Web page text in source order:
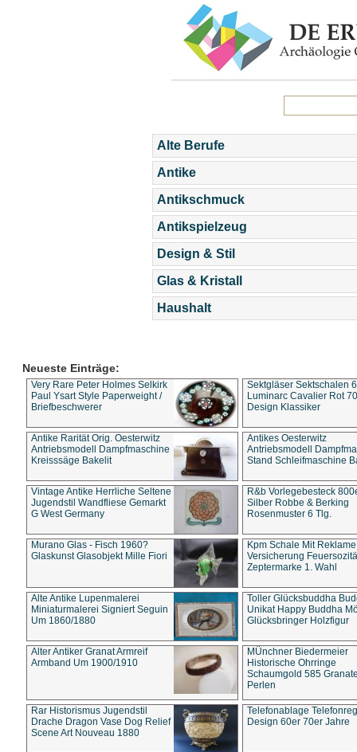
Alte Berufe
Antike
Antikschmuck
Antikspielzeug
Design & Stil
Glas & Kristall
Haushalt
Neueste Einträge:
Very Rare Peter Holmes Selkirk
Paul Ysart Style Paperweight /
Briefbeschwerer
Sektgläser Sektschalen
Luminarc Cavalier Rot
Design Klassiker
Antike Rarität Orig. Oesterwitz
Antriebsmodell Dampfmaschine
Kreisssäge Bakelit
Antikes Oesterwitz
Antriebsmodell
Stand Schleifmaschine
Vintage Antike Herrliche Seltene
Jugendstil Wandfliese Gemarkt
G West Germany
R&b Vorlegebesteck
Silber Robbe & Berking
Rosenmuster 6 Tlg.
Murano Glas - Fisch 1960?
Glaskunst Glasobjekt Mille Fiori
Kpm Schale Mit Reklame
Versicherung
Zeptermarke 1. Wahl
Alte Antike Lupenmalerei
Miniaturmalerei Signiert Seguin
Um 1860/1880
Toller Glücksbuddha
Unikat Happy Buddha
Glücksbringer Holzfigur
Alter Antiker Granat Armreif
Armband Um 1900/1910
MÜnchner Biedermeier
Historische Ohrringe
Schaumgold 585
Perlen
Rar Historismus Jugendstil
Drache Dragon Vase Dog Relief
Scene Art Nouveau 1880
Telefonablage
Design 60er 70er Jahre